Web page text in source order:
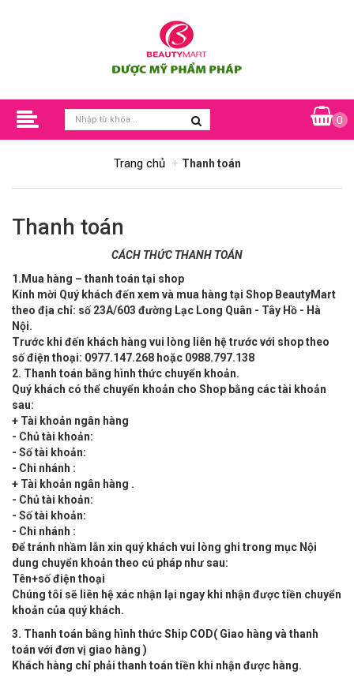
0
Trang chủ Thanh toán
Thanh toán
CÁCH THỨC THANH TOÁN
1.Mua hàng – thanh toán tại shop
Kính mời Quý khách đến xem và mua hàng tại Shop BeautyMart
theo địa chỉ: số 23A/603 đường Lạc Long Quân - Tây Hồ - Hà
Nội.
Trước khi đến khách hàng vui lòng liên hệ trước với shop theo
số điện thoại: 0977.147.268 hoặc 0988.797.138
2. Thanh toán bằng hình thức chuyển khoản.
Quý khách có thể chuyển khoản cho Shop bằng các tài khoản
sau:
+ Tài khoản ngân hàng
- Chủ tài khoản:
- Số tài khoản:
- Chi nhánh :
+ Tài khoản ngân hàng .
- Chủ tài khoản:
- Số tài khoản:
- Chi nhánh :
Để tránh nhầm lẫn xin quý khách vui lòng ghi trong mục Nội
dung chuyển khoản theo cú pháp như sau:
Tên+số điện thoại
Chúng tôi sẽ liên hệ xác nhận lại ngay khi nhận được tiền chuyển
khoản của quý khách.
3. Thanh toán bằng hình thức Ship COD( Giao hàng và thanh
toán với đơn vị giao hàng )
Khách hàng chỉ phải thanh toán tiền khi nhận được hàng.